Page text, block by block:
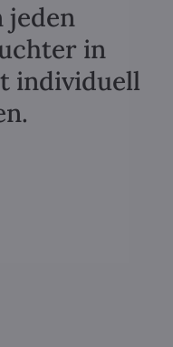
jeden
in
individuell